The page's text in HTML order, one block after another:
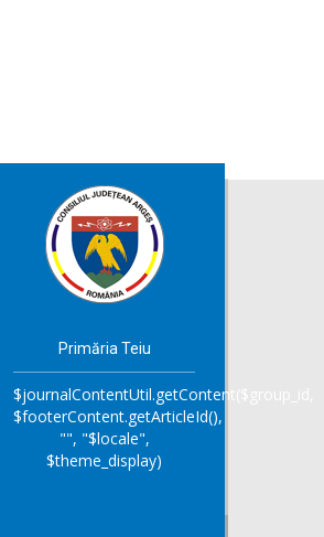
Primăria Teiu
$journalContentUtil.getContent($group_id,
$footerContent.getArticleId(),
"", "$locale",
$theme_display)